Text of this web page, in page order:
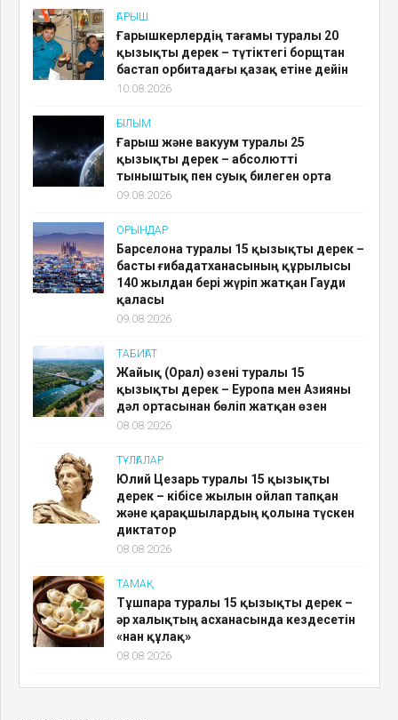
ҒАРЫШ
Ғарышкерлердің тағамы туралы 20
қызықты дерек – түтіктегі борщтан
бастап орбитадағы қазақ етіне дейін
10.08.2026
ҒЫЛЫМ
Ғарыш және вакуум туралы 25
қызықты дерек – абсолютті
тыныштық пен суық билеген орта
09.08.2026
ОРЫНДАР
Барселона туралы 15 қызықты дерек –
басты ғибадатханасының құрылысы
140 жылдан бері жүріп жатқан Гауди
қаласы
09.08.2026
ТАБИҒАТ
Жайық (Орал) өзені туралы 15
қызықты дерек – Еуропа мен Азияны
дәл ортасынан бөліп жатқан өзен
08.08.2026
ТҰЛҒАЛАР
Юлий Цезарь туралы 15 қызықты
дерек – кібісе жылын ойлап тапқан
және қарақшылардың қолына түскен
диктатор
08.08.2026
ТАМАҚ
Тұшпара туралы 15 қызықты дерек –
әр халықтың асханасында кездесетін
«нан құлақ»
08.08.2026